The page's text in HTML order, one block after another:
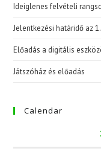
Ideiglenes felvételi
Jelentkezési határidő az
Előadás a digitális
Játszóház és előadás
Calendar